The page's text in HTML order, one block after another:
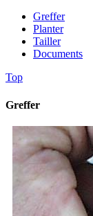
Greffer
Planter
Tailler
Documents
Top
Greffer